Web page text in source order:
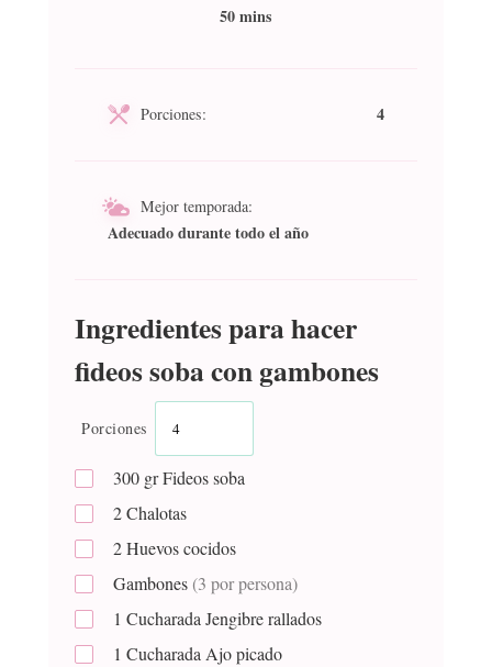
50 mins
Porciones: 4
Mejor temporada:
Adecuado durante todo el año
Ingredientes para hacer
fideos soba con gambones
Porciones
300 grFideos soba
2Chalotas
2Huevos cocidos
Gambones (3 por persona)
1 Cucharada Jengibre rallados
1 Cucharada Ajo picado